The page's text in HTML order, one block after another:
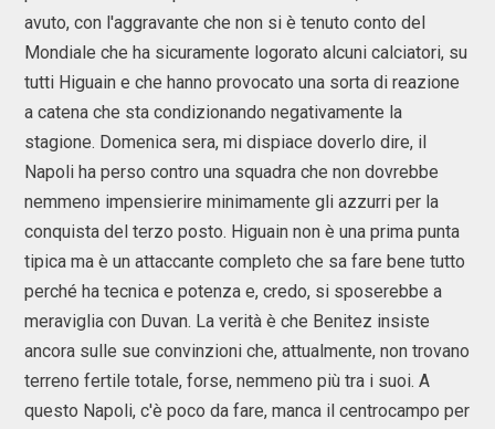
avuto, con l'aggravante che non si è tenuto conto del
Mondiale che ha sicuramente logorato alcuni calciatori, su
tutti Higuain e che hanno provocato una sorta di reazione
a catena che sta condizionando negativamente la
stagione. Domenica sera, mi dispiace doverlo dire, il
Napoli ha perso contro una squadra che non dovrebbe
nemmeno impensierire minimamente gli azzurri per la
conquista del terzo posto. Higuain non è una prima punta
tipica ma è un attaccante completo che sa fare bene tutto
perché ha tecnica e potenza e, credo, si sposerebbe a
meraviglia con Duvan. La verità è che Benitez insiste
ancora sulle sue convinzioni che, attualmente, non trovano
terreno fertile totale, forse, nemmeno più tra i suoi. A
questo Napoli, c'è poco da fare, manca il centrocampo per